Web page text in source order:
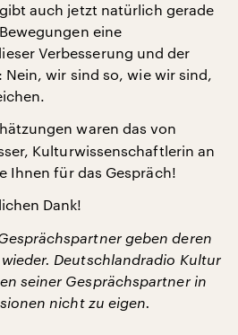
auch jetzt natürlich gerade
eine
Verbesserung und der
wir sind so, wie wir sind,
waren das von
Kulturwissenschaftlerin an
Ihnen für das Gespräch!
Dank!
geben deren
Deutschlandradio Kultur
seiner Gesprächspartner in
nicht zu eigen.